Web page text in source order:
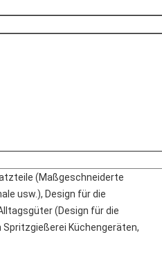
(Maßgeschneiderte
usw.), Design für die
(Design für die
Spritzgießerei Küchengeräten,